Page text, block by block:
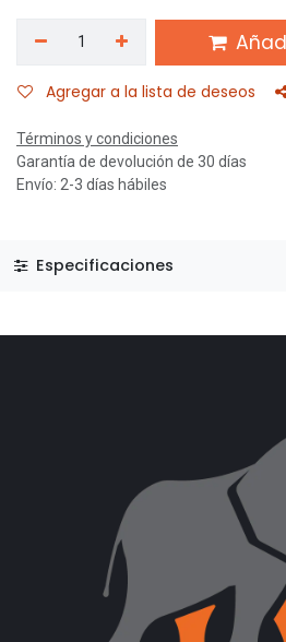
Agregar a la lista de deseos
Términos y condiciones
Garantía de devolución de 30 días
Envío: 2-3 días hábiles
Especificaciones